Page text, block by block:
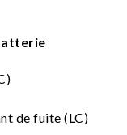
de fuite (LC)